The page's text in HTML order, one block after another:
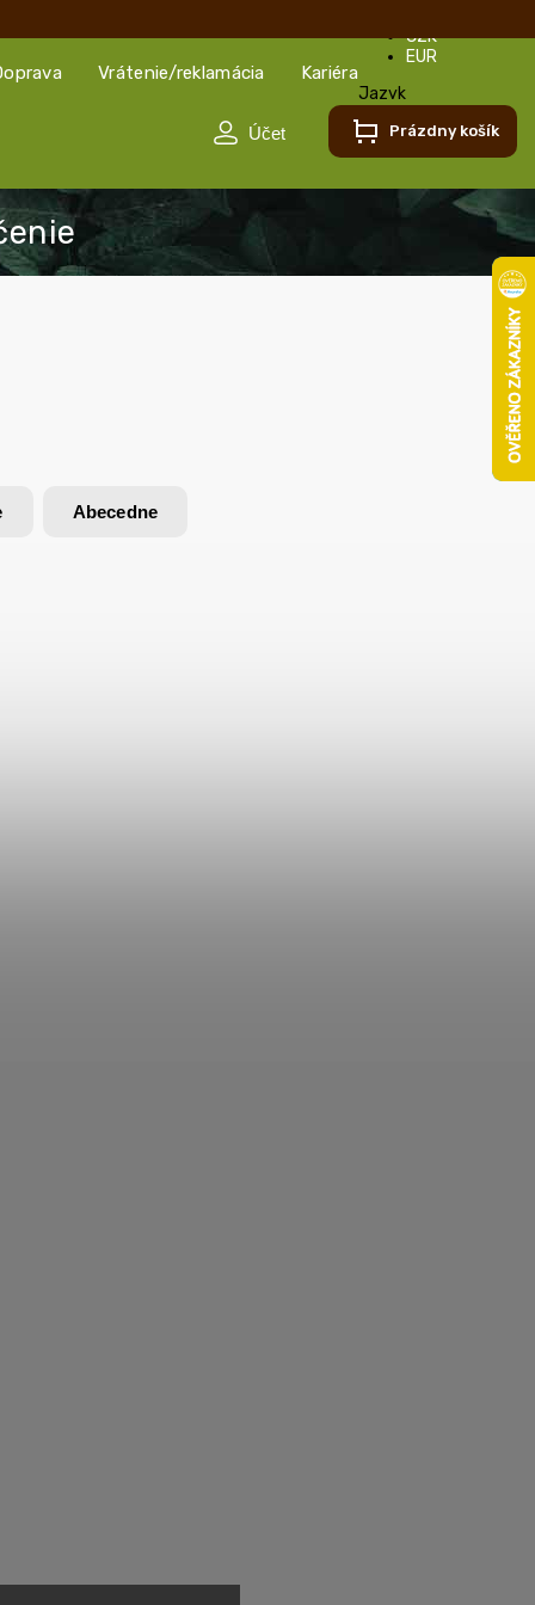
Vrátenie/reklamácia Kariéra
CZK
EUR
Jazyk
Slovenčina
Prázdny košík
Abecedne